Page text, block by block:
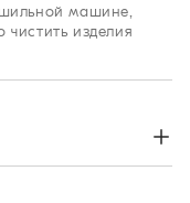
машине,
чистить изделия